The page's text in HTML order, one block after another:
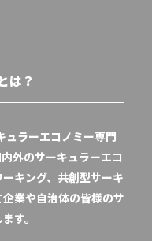
は？
ラーエコノミー専門
外のサーキュラーエコ
キング、共創型サーキ
業や自治体の皆様のサ
す。